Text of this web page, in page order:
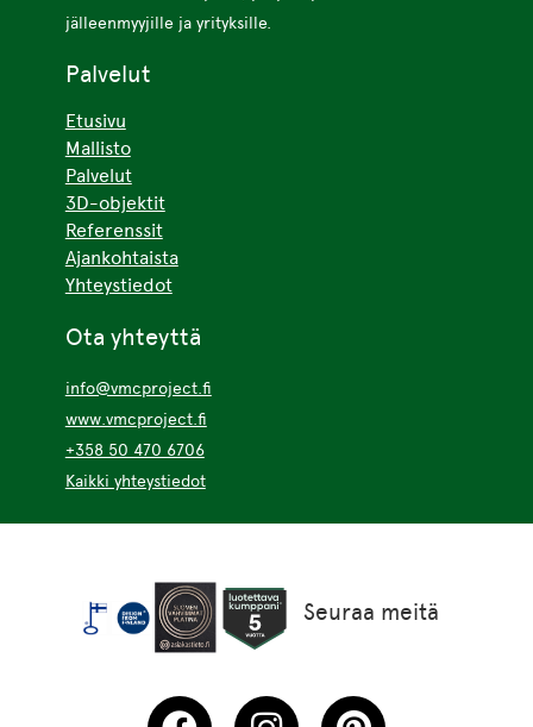
jälleenmyyjille ja yrityksille.
Palvelut
Etusivu
Mallisto
Palvelut
3D-objektit
Referenssit
Ajankohtaista
Yhteystiedot
Ota yhteyttä
info@vmcproject.fi
www.vmcproject.fi
+358 50 470 6706
Kaikki yhteystiedot
Seuraa meitä